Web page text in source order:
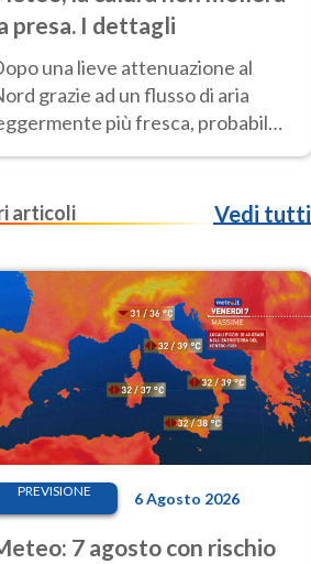
presa. I dettagli
una lieve attenuazione al
grazie ad un flusso di aria
più fresca, probabile
rinforzo dell’anticiclone
articoli
Vedi tutti
PREVISIONE 6 Agosto 2026
7 agosto con rischio